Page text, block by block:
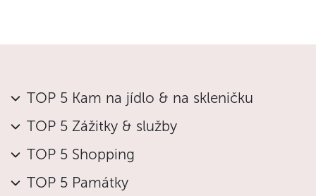
TOP 5 Kam na jídlo & na skleničku
TOP 5 Zážitky & služby
TOP 5 Shopping
TOP 5 Památky